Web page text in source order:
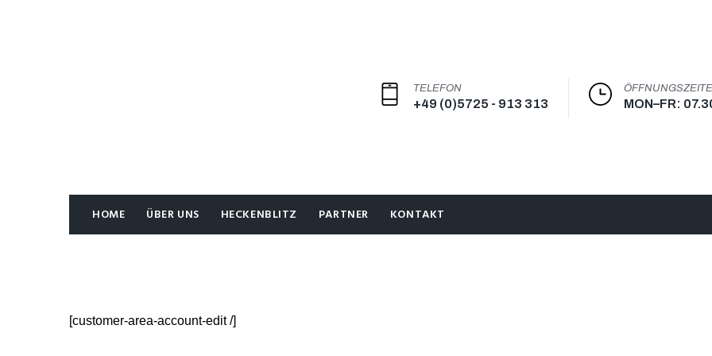
TELEFON
+49 (0)5725 - 913 313 MON–FR:
HOME ÜBER UNS HECKENBLITZ PARTNER KONTAKT
[customer-area-account-edit /]